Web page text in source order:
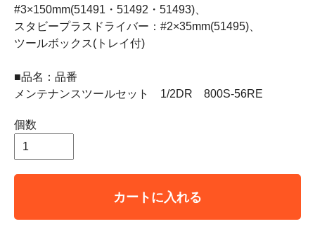
#3×150mm(51491・51492・51493)、
スタビープラスドライバー：#2×35mm(51495)、
ツールボックス(トレイ付)
■品名：品番
メンテナンスツールセット 1/2DR 800S-56RE
個数
カートに入れる